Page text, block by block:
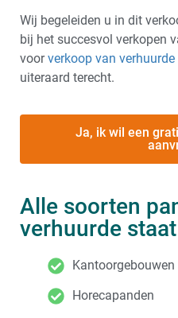
Wij begeleiden u in dit
bij het succesvol verkopen
voorverkoop van
uiteraard terecht.
Ja, ik wil een
Alle soorten
verhuurde staat
Kantoorgebouwen
Horecapanden